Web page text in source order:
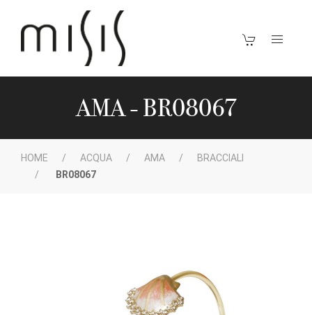
AMA - BR08067
HOME ACQUA AMA
BRACCIALI
BR08067